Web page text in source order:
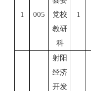
1 005
党校
教研
科
1
射阳
经济
开发